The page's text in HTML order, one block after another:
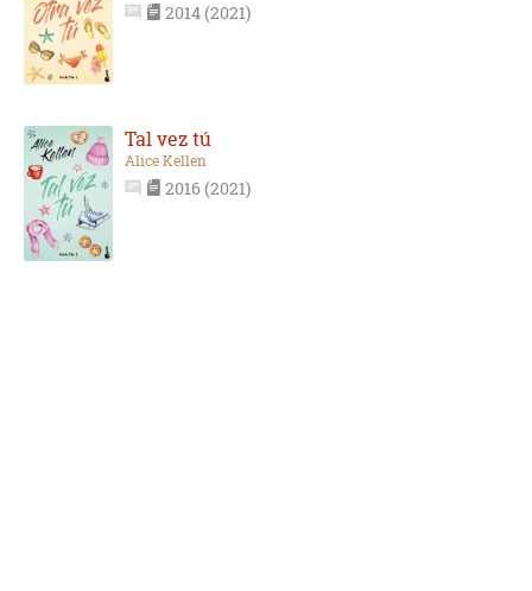
2014 (2021)
Tal vez tú
Alice Kellen
2016 (2021)